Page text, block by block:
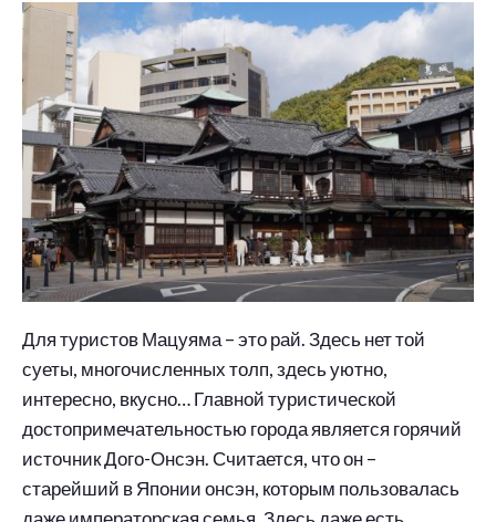
Для туристов Мацуяма – это рай. Здесь нет той
суеты, многочисленных толп, здесь уютно,
интересно, вкусно… Главной туристической
достопримечательностью города является горячий
источник Дого-Онсэн. Считается, что он –
старейший в Японии онсэн, которым пользовалась